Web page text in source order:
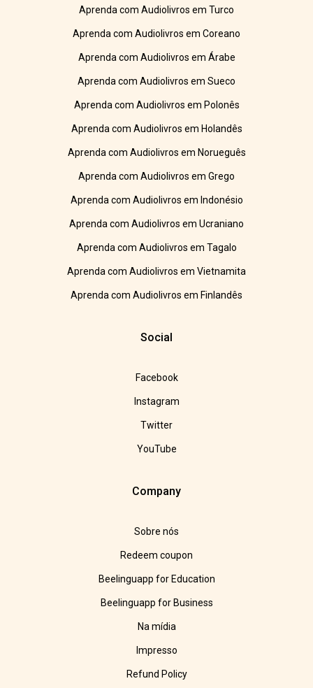
Aprenda com Audiolivros em Turco
Aprenda com Audiolivros em Coreano
Aprenda com Audiolivros em Árabe
Aprenda com Audiolivros em Sueco
Aprenda com Audiolivros em Polonês
Aprenda com Audiolivros em Holandês
Aprenda com Audiolivros em Norueguês
Aprenda com Audiolivros em Grego
Aprenda com Audiolivros em Indonésio
Aprenda com Audiolivros em Ucraniano
Aprenda com Audiolivros em Tagalo
Aprenda com Audiolivros em Vietnamita
Aprenda com Audiolivros em Finlandês
Social
Facebook
Instagram
Twitter
YouTube
Company
Sobre nós
Redeem coupon
Beelinguapp for Education
Beelinguapp for Business
Na mídia
Impresso
Refund Policy